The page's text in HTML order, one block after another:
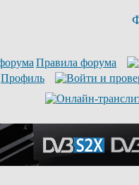
Правила форума
Профиль